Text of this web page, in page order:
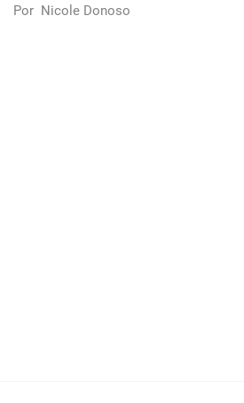
Por Nicole Donoso